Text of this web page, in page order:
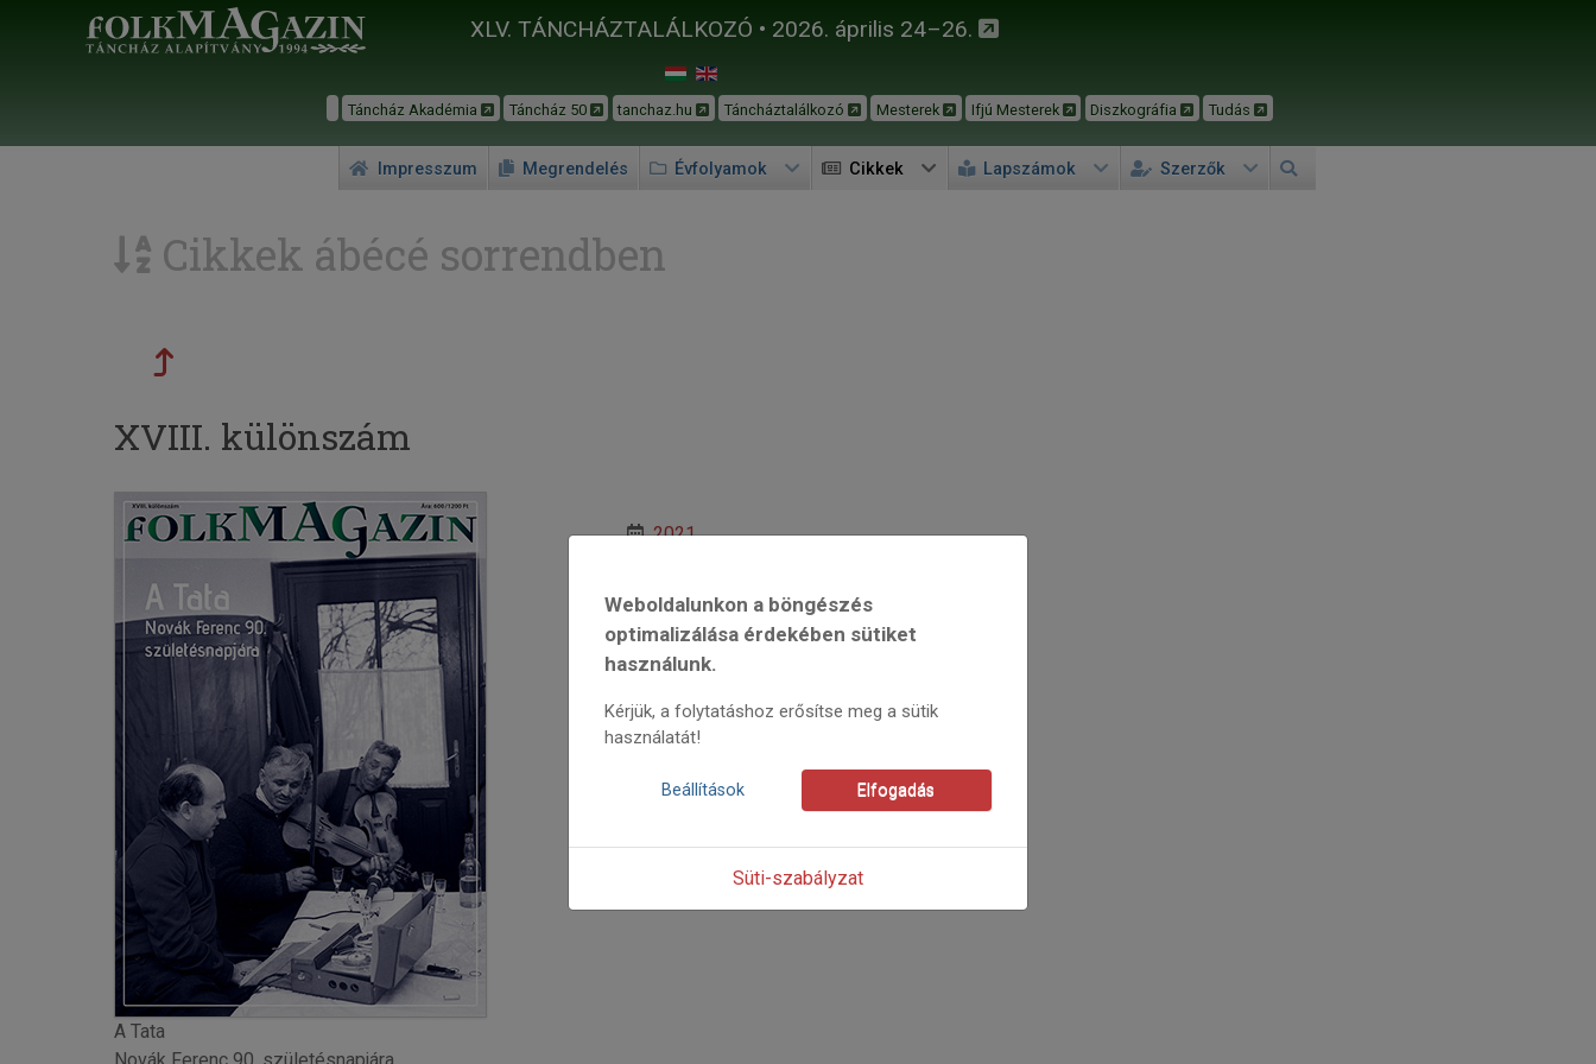
XLV. TÁNCHÁZTALÁLKOZÓ • 2026. április 24–26.
Táncház Akadémia Táncház 50 tanchaz.hu Táncháztalálkozó Mesterek Ifjú Mesterek Diszkográfia Tudás
Impresszum Megrendelés Évfolyamok Cikkek Lapszámok Szerzők
Cikkek ábécé sorrendben
XVIII. különszám
2021
Kezdőoldal: 03
=>
A Tata
Weboldalunkon a böngészés
optimalizálása érdekében sütiket
használunk.
Kérjük, a folytatáshoz erősítse meg a sütik
használatát!
Beállítások Elfogadás
Süti-szabályzat